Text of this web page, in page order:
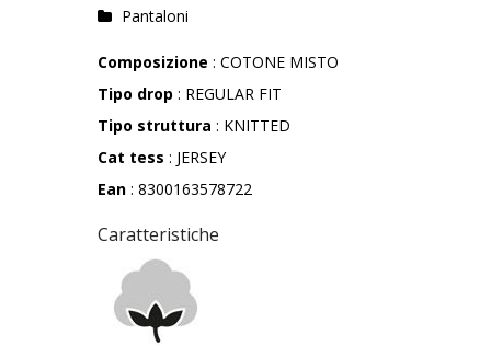
Pantaloni
Composizione : COTONE MISTO
Tipo drop : REGULAR FIT
Tipo struttura : KNITTED
Cat tess : JERSEY
Ean : 8300163578722
Caratteristiche